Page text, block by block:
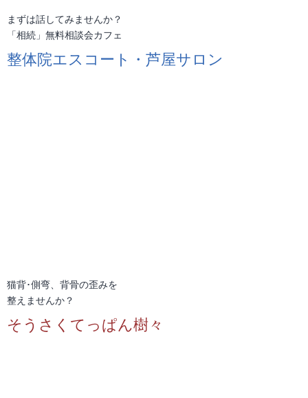
まずは話してみませんか？
「相続」無料相談会カフェ
整体院エスコート・芦屋サロン
猫背･側弯、背骨の歪みを
整えませんか？
そうさくてっぱん樹々